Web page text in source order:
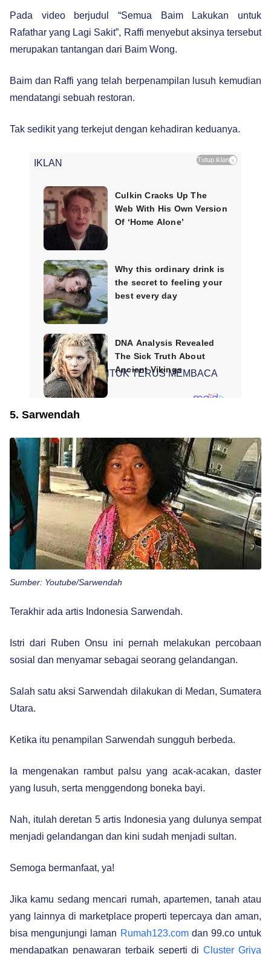
Pada video berjudul “Semua Baim Lakukan untuk
Rafathar yang Lagi Sakit”, Raffi menyebut aksinya tersebut
merupakan tantangan dari Baim Wong.
Baim dan Raffi yang telah berpenampilan lusuh kemudian
mendatangi sebuah restoran.
Tak sedikit yang terkejut dengan kehadiran keduanya.
IKLAN Tutup iklan ×
SCROLL UNTUK TERUS MEMBACA
5. Sarwendah
Sumber: Youtube/Sarwendah
Terakhir ada artis Indonesia Sarwendah.
Istri dari Ruben Onsu ini pernah melakukan percobaan
sosial dan menyamar sebagai seorang gelandangan.
Salah satu aksi Sarwendah dilakukan di Medan, Sumatera
Utara.
Ketika itu penampilan Sarwendah sungguh berbeda.
Ia mengenakan rambut palsu yang acak-acakan, daster
yang lusuh, serta menggendong boneka bayi.
Nah, itulah deretan 5 artis Indonesia yang dulunya sempat
menjadi gelandangan dan kini sudah menjadi sultan.
Semoga bermanfaat, ya!
Jika kamu sedang mencari rumah, apartemen, tanah atau
yang lainnya di marketplace properti tepercaya dan aman,
bisa mengunjungi laman Rumah123.comdan 99.co untuk
mendapatkan penawaran terbaik seperti diCluster Griya